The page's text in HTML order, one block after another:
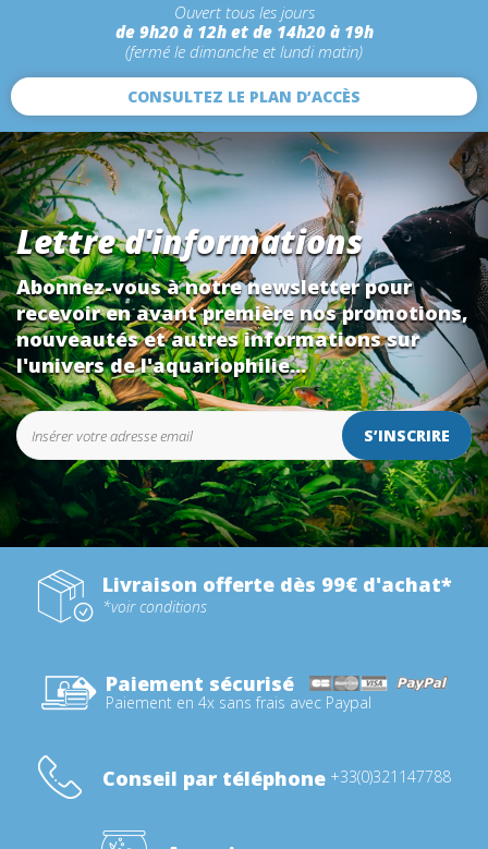
Ouvert tous les jours
de 9h20 à 12h et de 14h20 à 19h
(fermé le dimanche et lundi matin)
CONSULTEZ LE PLAN D’ACCÈS
Lettre d'informations
Abonnez-vous à notre newsletter pour
recevoir en avant première nos promotions,
nouveautés et autres informations sur
l'univers de l'aquariophilie...
S’INSCRIRE
Livraison offerte dès 99€ d'achat*
*voir conditions
Paiement sécurisé
Paiement en 4x sans frais avec Paypal
Conseil par téléphone +33(0)321147788